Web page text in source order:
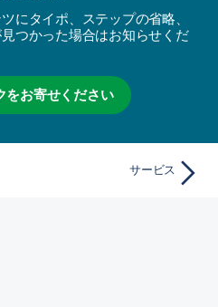
にタイポ、ステップの省略、
つかった場合はお知らせくだ
をお寄せください
サービス